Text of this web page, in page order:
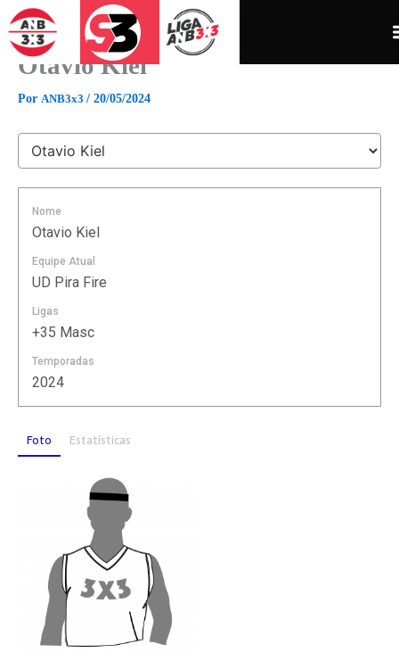
para
conteúdo
Otavio Kiel
Por ANB3x3 / 20/05/2024
Nome
Otavio Kiel
Equipe Atual
UD Pira Fire
Ligas
+35 Masc
Temporadas
2024
Foto Estatísticas